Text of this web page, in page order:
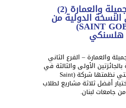
كلية الفنون الجميلة والعمارة (2)
الدولية من
مسابقة (SAINT GOBAIN)
هلسنكي
والعمارة – الفرع الثاني
بالجائزتين الأولى والثالثة في
نظمتها شركة (Saint
أفضل ثلاثة مشاريع لطلاب
جامعات لبنان.